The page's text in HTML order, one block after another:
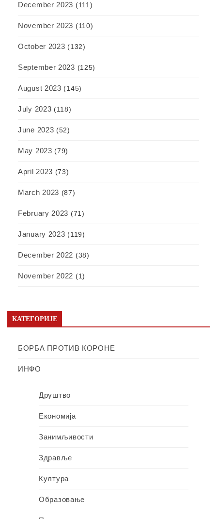
December 2023 (111)
November 2023 (110)
October 2023 (132)
September 2023 (125)
August 2023 (145)
July 2023 (118)
June 2023 (52)
May 2023 (79)
April 2023 (73)
March 2023 (87)
February 2023 (71)
January 2023 (119)
December 2022 (38)
November 2022 (1)
КАТЕГОРИЈЕ
БОРБА ПРОТИВ КОРОНЕ
ИНФО
Друштво
Економија
Занимљивости
Здравље
Култура
Образовање